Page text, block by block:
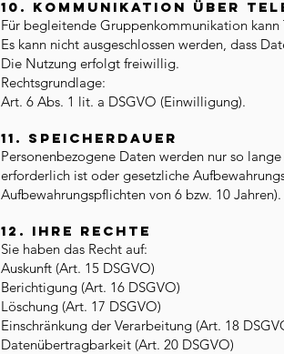
10. Kommunikation über
Für begleitende Gruppenkommunikation
Es kann nicht ausgeschlossen werden, dass
Die Nutzung erfolgt freiwillig.
Rechtsgrundlage:
Art. 6 Abs. 1 lit. a DSGVO (Einwilligung).
11. Speicherdauer
Personenbezogene Daten werden nur so
erforderlich ist oder gesetzliche
Aufbewahrungspflichten von 6 bzw. 10 Jahren).
12. Ihre Rechte
Sie haben das Recht auf:
Auskunft (Art. 15 DSGVO)
Berichtigung (Art. 16 DSGVO)
Löschung (Art. 17 DSGVO)
Einschränkung der Verarbeitung (Art. 18
Datenübertragbarkeit (Art. 20 DSGVO)